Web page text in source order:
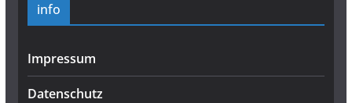
info
Impressum
Datenschutz